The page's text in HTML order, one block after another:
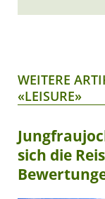
WEITERE
«LEISURE»
sich die